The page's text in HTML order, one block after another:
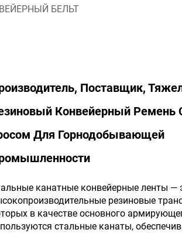
БЕЛЬТ
Поставщик,
Конвейерный Ремень
Для Горнодобывающей
канатные конвейерные ленты —
резиновые
в качестве основного
стальные канаты,